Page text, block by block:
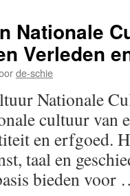
Nationale
Verleden
de-schie
Nationale
cultuur van
en erfgoed.
taal en
bieden